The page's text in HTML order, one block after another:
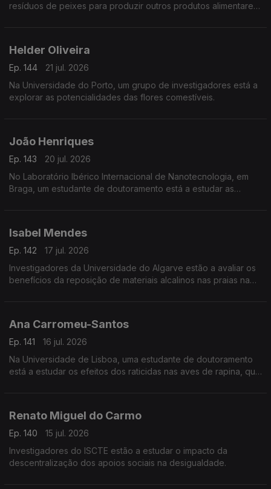
resíduos de peixes para produzir outros produtos alimentares
Helder Oliveira
Ep. 144
21 jul. 2026
Na Universidade do Porto, um grupo de investigadores está a
explorar as potencialidades das flores comestíveis.
João Henriques
Ep. 143
20 jul. 2026
No Laboratório Ibérico Internacional de Nanotecnologia, em
Braga, um estudante de doutoramento está a estudar as
Isabel Mendes
Ep. 142
17 jul. 2026
Investigadores da Universidade do Algarve estão a avaliar os
benefícios da reposição de materiais alcalinos nas praias na
Ana Carromeu-Santos
Ep. 141
16 jul. 2026
Na Universidade de Lisboa, uma estudante de doutoramento
está a estudar os efeitos dos raticidas nas aves de rapina, que
Renato Miguel do Carmo
Ep. 140
15 jul. 2026
Investigadores do ISCTE estão a estudar o impacto da
descentralização dos apoios sociais na desigualdade.